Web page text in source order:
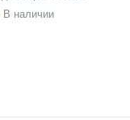
В наличии